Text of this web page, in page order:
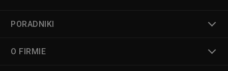
PORADNIKI
O FIRMIE